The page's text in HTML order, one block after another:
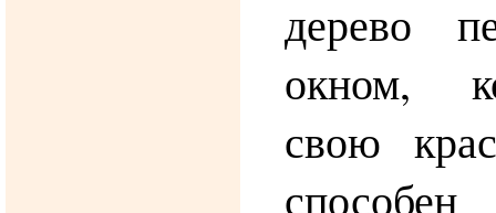
дерево
окном,
свою